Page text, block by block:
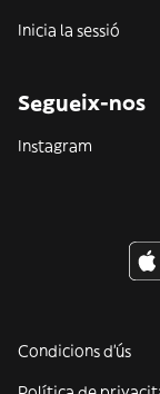
Inicia la sessió
Segueix-nos
Instagram
Condicions d'ús